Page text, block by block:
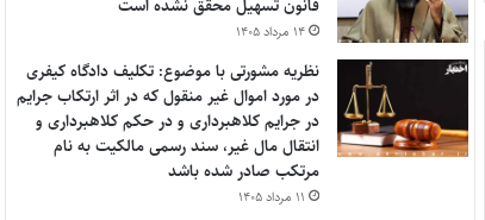
قانون تسهیل محقق نشده است
۱۴ مرداد ۱۴۰۵
نظریه مشورتی با موضوع: تکلیف دادگاه کیفری
در مورد اموال غیر منقول که در اثر ارتکاب جرایم
در جرایم کلاهبرداری و در حکم کلاهبرداری و
انتقال مال غیر، سند رسمی مالکیت به نام
مرتکب صادر شده باشد
۱۱ مرداد ۱۴۰۵